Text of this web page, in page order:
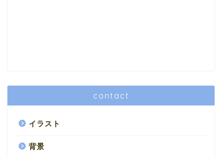
contact
イラスト
背景